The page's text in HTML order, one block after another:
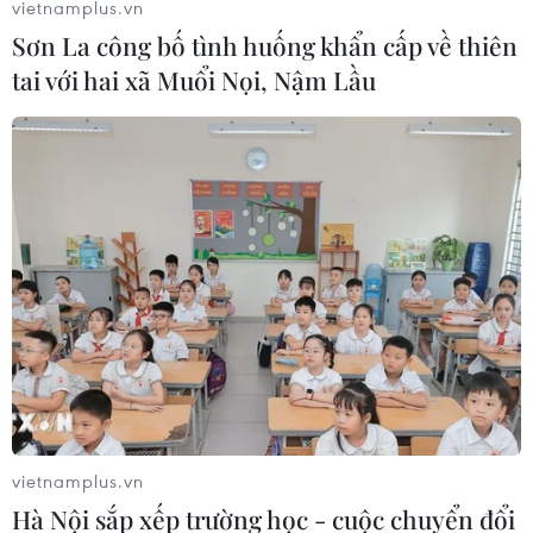
Giảm lãi suất, mở rộng tín dụng: Ngân
hàng tiếp sức doanh nghiệp tư nhân "cất
cánh"
Thống đốc nhấn mạnh ngành ngân hàng mong Chính
phủ chỉ đạo giải pháp để chính sách bảo lãnh tín dụng
thực chất hơn, phát triển thị trường tài chính, từ đó tăng
tín dụng cho doanh nghiệp nhỏ và vừa.
vietnamplus.vn
Sơn La công bố tình huống khẩn cấp về thiên
tai với hai xã Muổi Nọi, Nậm Lầu
vietnamplus.vn
Hà Nội sắp xếp trường học - cuộc chuyển đổi